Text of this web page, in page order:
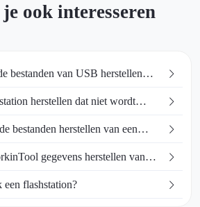
ook interesseren
bestanden van USB herstellen
herstellen dat niet wordt
bestanden herstellen van een
gegevens herstellen van
een flashstation?